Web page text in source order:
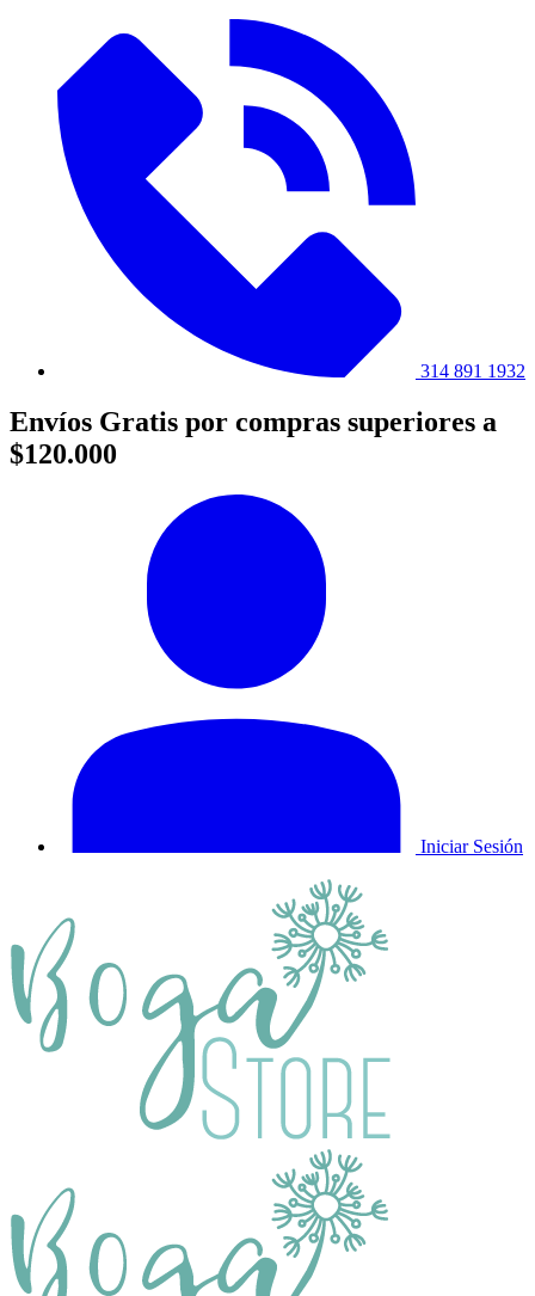
314 891 1932
Envíos Gratis por compras superiores a
$120.000
Iniciar Sesión